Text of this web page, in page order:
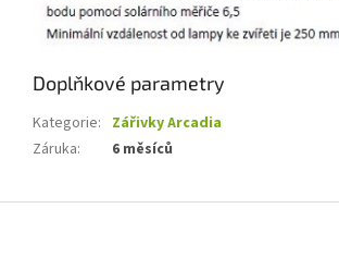
Doplňkové parametry
Kategorie: Zářivky Arcadia
Záruka: 6 měsíců